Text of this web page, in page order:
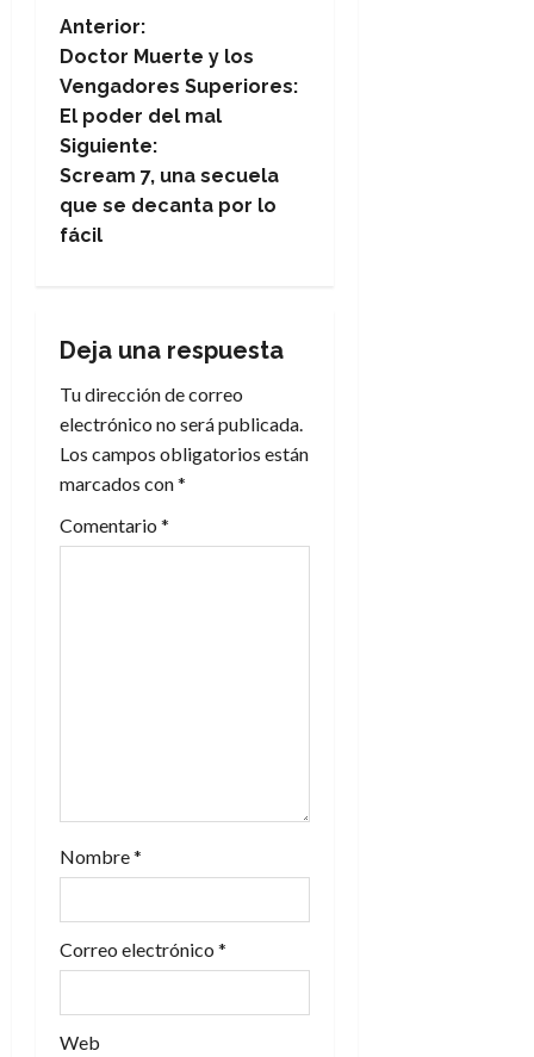
N
a
v
e
g
c
i
ó
n
d
a
d
a
Anterior:
Doctor Muerte y los
Vengadores Superiores:
El poder del mal
Siguiente:
Scream 7, una secuela
que se decanta por lo
fácil
Deja una respuesta
Tu dirección de correo
electrónico no será publicada.
Los campos obligatorios están
marcados con*
Comentario *
Nombre*
Correo electrónico *
Web